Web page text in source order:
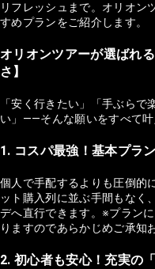
リフレッシュまで。オリオン
すめプランをご紹介します。
オリオンツアーが選ばれ
さ】
「安く行きたい」「手ぶら
い」——そんな願いをすべて叶
1. コスパ最強！基本プラ
個人で手配するよりも圧倒的
ット購入列に並ぶ手間もなく
デへ直行できます。※プラン
りますのであらかじめご承知
2. 初心者も安心！充実の